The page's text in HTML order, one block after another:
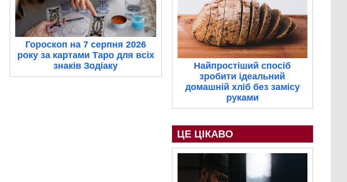
Гороскоп на 7 серпня 2026
року за картами Таро для всіх
знаків Зодіаку
Найпростіший спосіб
зробити ідеальний
домашній хліб без замісу
руками
ЦЕ ЦІКАВО